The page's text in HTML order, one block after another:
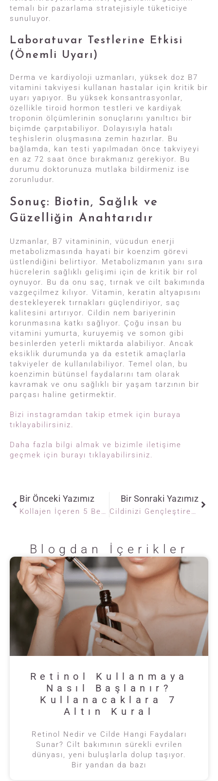
temalı bir pazarlama stratejisiyle tüketiciye
sunuluyor.
Laboratuvar Testlerine Etkisi
(Önemli Uyarı)
Derma ve kardiyoloji uzmanları, yüksek doz B7
vitamini takviyesi kullanan hastalar için kritik bir
uyarı yapıyor. Bu yüksek konsantrasyonlar,
özellikle tiroid hormon testleri ve kardiyak
troponin ölçümlerinin sonuçlarını yanıltıcı bir
biçimde çarpıtabiliyor. Dolayısıyla hatalı
teşhislerin oluşmasına zemin hazırlar. Bu
bağlamda, kan testi yapılmadan önce takviyeyi
en az 72 saat önce bırakmanız gerekiyor. Bu
durumu doktorunuza mutlaka bildirmeniz ise
zorunludur.
Sonuç: Biotin, Sağlık ve
Güzelliğin Anahtarıdır
Uzmanlar, B7 vitamininin, vücudun enerji
metabolizmasında hayati bir koenzim görevi
üstlendiğini belirtiyor. Metabolizmanın yanı sıra
hücrelerin sağlıklı gelişimi için de kritik bir rol
oynuyor. Bu da onu saç, tırnak ve cilt bakımında
vazgeçilmez kılıyor. Vitamin, keratin altyapısını
destekleyerek tırnakları güçlendiriyor, saç
kalitesini artırıyor. Cildin nem bariyerinin
korunmasına katkı sağlıyor. Çoğu insan bu
vitamini yumurta, kuruyemiş ve somon gibi
besinlerden yeterli miktarda alabiliyor. Ancak
eksiklik durumunda ya da estetik amaçlarla
takviyeler de kullanılabiliyor. Temel olan, bu
koenzimin bütünsel faydalarını tam olarak
kavramak ve onu sağlıklı bir yaşam tarzının bir
parçası haline getirmektir.
Bizi instagramdan takip etmek için buraya
tıklayabilirsiniz.
Daha fazla bilgi almak ve bizimle iletişime
geçmek için burayı tıklayabilirsiniz.
Bir Önceki Yazımız
Kollajen İçeren 5 Besin: Cilt ve Tırnak Sağlığı İçin Tüketin
Bir Sonraki Yazımız
Cildinizi Gençleştiren Smoothie Tarifleri
Blogdan İçerikler
Retinol Kullanmaya
Nasıl Başlanır?
Kullanacaklara 7
Altın Kural
Retinol Nedir ve Cilde Hangi Faydaları
Sunar? Cilt bakımının sürekli evrilen
dünyası, yeni buluşlarla dolup taşıyor.
Bir yandan da bazı